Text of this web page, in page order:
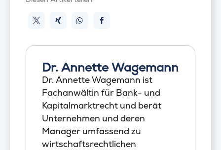
Dr. Annette Wagemann
Dr. Annette Wagemann ist
Fachanwältin für Bank- und
Kapitalmarktrecht und berät
Unternehmen und deren
Manager umfassend zu
wirtschaftsrechtlichen